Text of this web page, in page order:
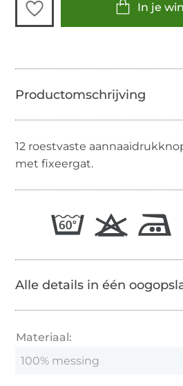
In je
12 roestvaste
met fixeergat.
Alle details in één
Materiaal:
100% messing